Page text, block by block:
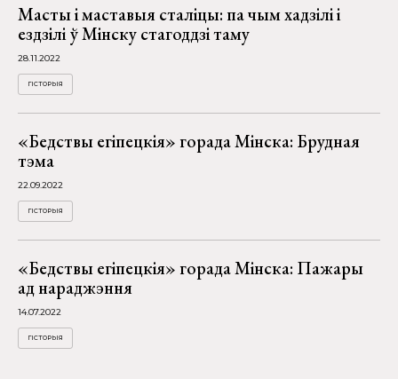
Масты і маставыя сталіцы: па чым хадзілі і
ездзілі ў Мінску стагоддзі таму
28.11.2022
ГІСТОРЫЯ
«Бедствы егіпецкія» горада Мінска: Брудная
тэма
22.09.2022
ГІСТОРЫЯ
«Бедствы егіпецкія» горада Мінска: Пажары
ад нараджэння
14.07.2022
ГІСТОРЫЯ